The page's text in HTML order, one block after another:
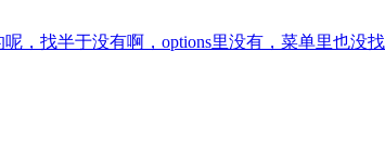
，找半于没有啊，options里没有，菜单里也没